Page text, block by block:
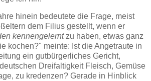
hinein bedeutete die Frage, meist
dem Filius gestellt, wenn er
kennengelerntzu haben, etwas ganz
kochen?" meinte: Ist die Angetraute in
ein gutbürgerliches Gericht,
Dreifaltigkeit Fleisch, Gemüse
zu kredenzen? Gerade in Hinblick